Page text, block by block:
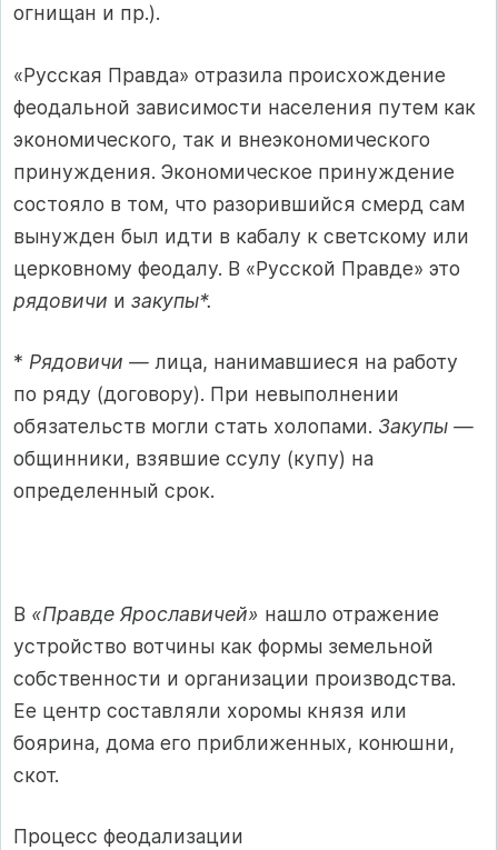
огнищан и пр.).
«Русская Правда» отразила происхождение
феодальной зависимости населения путем как
экономического, так и внеэкономического
принуждения. Экономическое принуждение
состояло в том, что разорившийся смерд сам
вынужден был идти в кабалу к светскому или
церковному феодалу. В «Русской Правде» это
рядовичи и закупы*.
* Рядовичи — лица, нанимавшиеся на работу
по ряду (договору). При невыполнении
обязательств могли стать холопами. Закупы —
общинники, взявшие ссулу (купу) на
определенный срок.
В «Правде Ярославичей» нашло отражение
устройство вотчины как формы земельной
собственности и организации производства.
Ее центр составляли хоромы князя или
боярина, дома его приближенных, конюшни,
скот.
Процесс феодализации